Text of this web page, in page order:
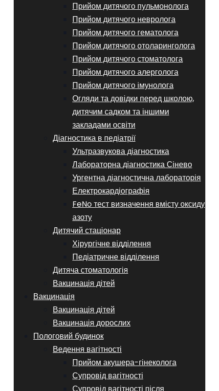
Прийом дитячого пульмонолога
Прийом дитячого невролога
Прийом дитячого гематолога
Прийом дитячого отоларинголога
Прийом дитячого стоматолога
Прийом дитячого алерголога
Прийом дитячого імунолога
Огляди та довідки перед школою,
дитячим садком та іншими
закладами освіти
Діагностика в педіатрії
Ультразвукова діагностика
Лабораторна діагностика Сінево
Ургентна діагностична лабораторія
Електрокардіографія
FeNo тест визначення вмісту оксиду
азоту
Дитячий стаціонар
Хірургічне відділення
Педіатричне відділення
Дитяча стоматологія
Вакцинація дітей
Вакцинація
Вакцинація дітей
Вакцинація дорослих
Пологовий будинок
Ведення вагітності
Прийом акушера-гінеколога
Супровід вагітності